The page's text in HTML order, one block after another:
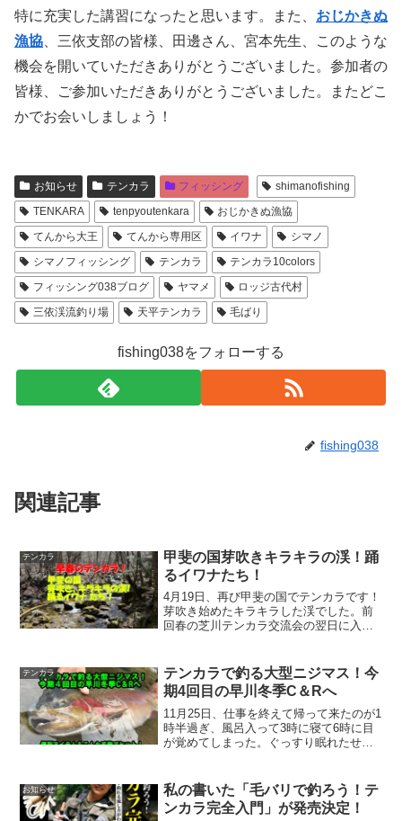
特に充実した講習になったと思います。また、 おじかきぬ
漁協 、三依支部の皆様、田邊さん、宮本先生、このような
機会を開いていただきありがとうございました。参加者の
皆様、ご参加いただきありがとうございました。またどこ
かでお会いしましょう！
お知らせ テンカラ フィッシング
shimanofishing
TENKARA
tenpyoutenkara
おじかきぬ漁協
てんから大王
てんから専用区 イワナ
シマノ
シマノフィッシング
テンカラ
テンカラ10colors
フィッシング038ブログ
ヤマメ
ロッジ古代村
三依渓流釣り場
天平テンカラ 毛ばり
fishing038をフォローする
fishing038
関連記事
テンカラ
甲斐の国芽吹きキラキラの渓！踊
るイワナたち！
4月19日、再び甲斐の国でテンカラです！
芽吹き始めたキラキラした渓でした。前
回春の芝川テンカラ交流会の翌日に入れ
めて釣る区間となります。放流の無い区
間だけにちょっと不安も...
テンカラ
テンカラで釣る大型ニジマス！今
期4回目の早川冬季C＆Rへ
11月25日、仕事を終えて帰って来たのが1
時半過ぎ、風呂入って3時に寝て6時に目
が覚めてしまった。ぐっすり眠れたせい
遊ぶと連絡をもらっていたので行くこと
にしました！結果...
お知らせ
私の書いた「毛バリで釣ろう！テ
ンカラ完全入門」が発売決定！